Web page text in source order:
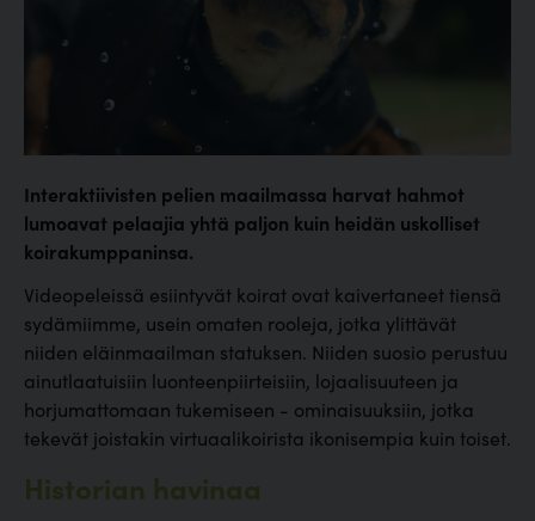
Interaktiivisten pelien maailmassa harvat hahmot
lumoavat pelaajia yhtä paljon kuin heidän uskolliset
koirakumppaninsa.
Videopeleissä esiintyvät koirat ovat kaivertaneet tiensä
sydämiimme, usein omaten rooleja, jotka ylittävät
niiden eläinmaailman statuksen. Niiden suosio perustuu
ainutlaatuisiin luonteenpiirteisiin, lojaalisuuteen ja
horjumattomaan tukemiseen - ominaisuuksiin, jotka
tekevät joistakin virtuaalikoirista ikonisempia kuin toiset.
Historian havinaa